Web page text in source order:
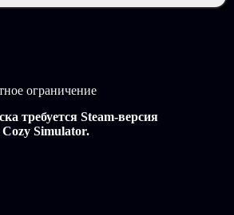
ограничение
требуется Steam-версия
Simulator.
чашечки и стол, украшенный цветами:
входят два эксклюзивных растения
предметов, которые сделают ваш сад